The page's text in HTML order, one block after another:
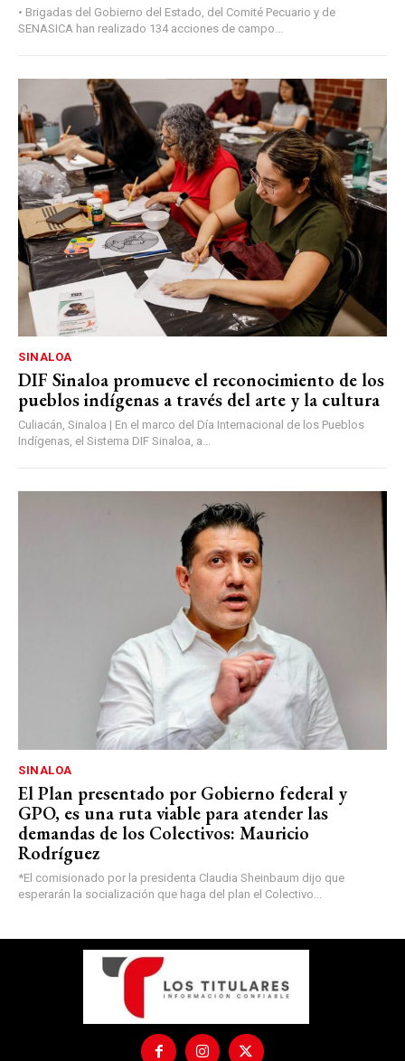
• Brigadas del Gobierno del Estado, del Comité Pecuario y de
SENASICA han realizado 134 acciones de campo...
SINALOA
DIF Sinaloa promueve el reconocimiento de los
pueblos indígenas a través del arte y la cultura
Culiacán, Sinaloa | En el marco del Día Internacional de los Pueblos
Indígenas, el Sistema DIF Sinaloa, a...
SINALOA
El Plan presentado por Gobierno federal y
GPO, es una ruta viable para atender las
demandas de los Colectivos: Mauricio
Rodríguez
*El comisionado por la presidenta Claudia Sheinbaum dijo que
esperarán la socialización que haga del plan el Colectivo...